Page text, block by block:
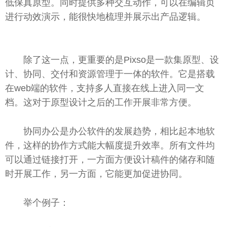
低保真原型。同时提供多种交互动作，可以在编辑页
进行动效演示，能很快地梳理并展示出产品逻辑。
除了这一点，更重要的是Pixso是一款集原型、设
计、协同、交付和资源管理于一体的软件。它是搭载
在web端的软件，支持多人直接在线上进入同一文
档。这对于原型设计之后的工作开展非常方便。
协同办公是办公软件的发展趋势，相比起本地软
件，这样的协作方式能大幅度提升效率。所有文件均
可以通过链接打开，一方面方便设计稿件的储存和随
时开展工作，另一方面，它能更加促进协同。
举个例子：